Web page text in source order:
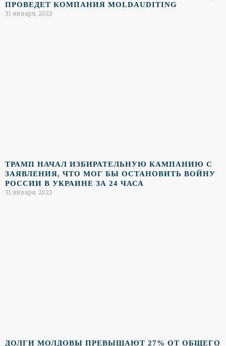
ПРОВЕДЕТ КОМПАНИЯ MOLDAUDITING
31 января, 2023
ТРАМП НАЧАЛ ИЗБИРАТЕЛЬНУЮ КАМПАНИЮ С
ЗАЯВЛЕНИЯ, ЧТО МОГ БЫ ОСТАНОВИТЬ ВОЙНУ
РОССИИ В УКРАИНЕ ЗА 24 ЧАСА
31 января, 2023
ДОЛГИ МОЛДОВЫ ПРЕВЫШАЮТ 27% ОТ ОБЩЕГО